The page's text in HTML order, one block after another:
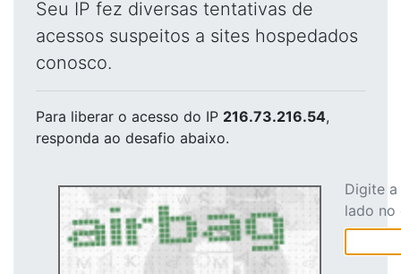
Seu IP fez diversas tentativas de
acessos suspeitos a sites hospedados
conosco.
Para liberar o acesso do IP 216.73.216.54,
responda ao desafio abaixo.
Digite
lado no